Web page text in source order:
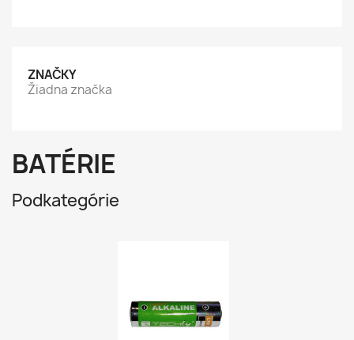
ZNAČKY
Žiadna značka
BATÉRIE
Podkategórie